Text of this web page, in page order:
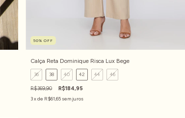
50%OFF
Calça Reta Dominique Risca Lux Bege
36 38 40 42 44 46
R$369,90
R$184,95
3x de R$61,65 sem juros